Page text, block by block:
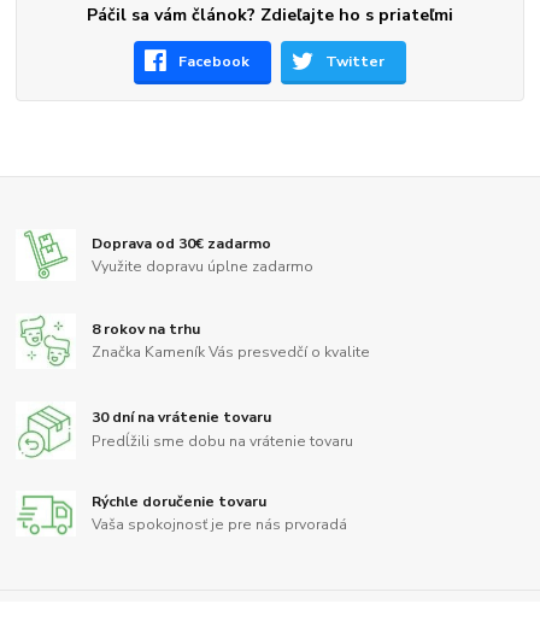
Páčil sa vám článok? Zdieľajte ho s priateľmi
Facebook Twitter
Doprava od 30€ zadarmo
Využite dopravu úplne zadarmo
8 rokov na trhu
Značka Kameník Vás presvedčí o kvalite
30 dní na vrátenie tovaru
Predĺžili sme dobu na vrátenie tovaru
Rýchle doručenie tovaru
Vaša spokojnosť je pre nás prvoradá